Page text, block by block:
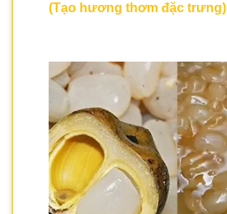
(Tạo hương thơm đặc trưng)